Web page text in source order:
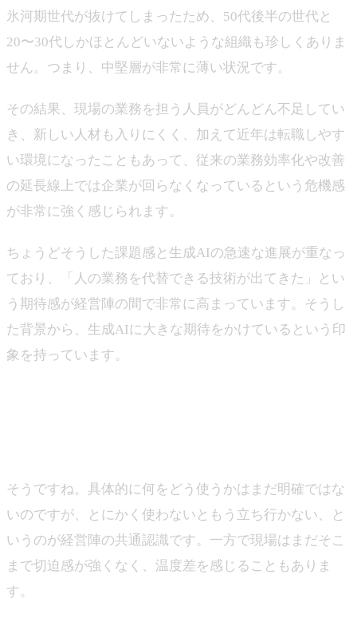
氷河期世代が抜けてしまったため、50代後半の世代と
20〜30代しかほとんどいないような組織も珍しくありま
せん。つまり、中堅層が非常に薄い状況です。
その結果、現場の業務を担う人員がどんどん不足してい
き、新しい人材も入りにくく、加えて近年は転職しやす
い環境になったこともあって、従来の業務効率化や改善
の延長線上では企業が回らなくなっているという危機感
が非常に強く感じられます。
ちょうどそうした課題感と生成AIの急速な進展が重なっ
ており、「人の業務を代替できる技術が出てきた」とい
う期待感が経営陣の間で非常に高まっています。そうし
た背景から、生成AIに大きな期待をかけているという印
象を持っています。
そうですね。具体的に何をどう使うかはまだ明確ではな
いのですが、とにかく使わないともう立ち行かない、と
いうのが経営陣の共通認識です。一方で現場はまだそこ
まで切迫感が強くなく、温度差を感じることもありま
す。